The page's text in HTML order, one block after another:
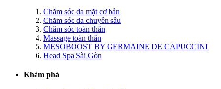
Chăm sóc da mặt cơ bản
Chăm sóc da chuyên sâu
Chăm sóc toàn thân
Massage toàn thân
MESOBOOST BY GERMAINE DE CAPUCCINI
Head Spa Sài Gòn
Khám phá